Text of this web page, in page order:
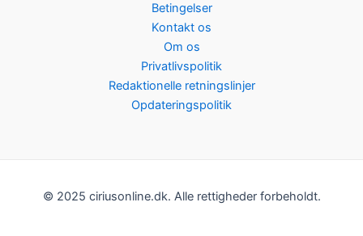
Betingelser
Kontakt os
Om os
Privatlivspolitik
Redaktionelle retningslinjer
Opdateringspolitik
© 2025 ciriusonline.dk. Alle rettigheder forbeholdt.